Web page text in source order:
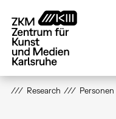
zum
Inhalt
Research Personen